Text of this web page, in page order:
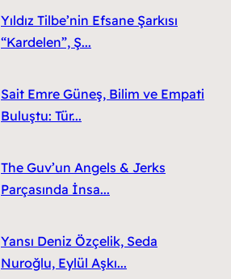
Yıldız Tilbe’nin Efsane Şarkısı
“Kardelen”, Ş...
Sait Emre Güneş, Bilim ve Empati
Buluştu: Tür...
The Guv’un Angels & Jerks
Parçasında İnsa...
Yansı Deniz Özçelik, Seda
Nuroğlu, Eylül Aşkı...